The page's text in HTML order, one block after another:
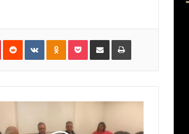
PinterestReddit VKontakteOdnoklassniki
PocketCompartirImprimir